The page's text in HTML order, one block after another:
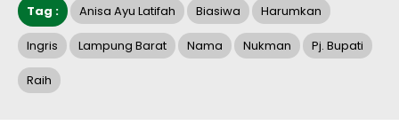
Tag : Anisa Ayu Latifah Biasiwa Harumkan
Ingris Lampung Barat Nama Nukman Pj. Bupati
Raih